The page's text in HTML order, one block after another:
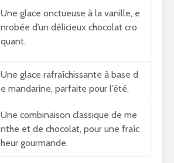
Une glace onctueuse à la vanille, e
nrobée d’un délicieux chocolat cro
quant.
Une glace rafraîchissante à base d
e mandarine, parfaite pour l’été.
Une combinaison classique de me
nthe et de chocolat, pour une fraîc
heur gourmande.